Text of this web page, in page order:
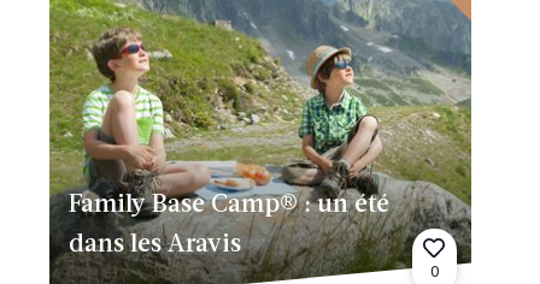
Family Base Camp® : un été
dans les Aravis
0